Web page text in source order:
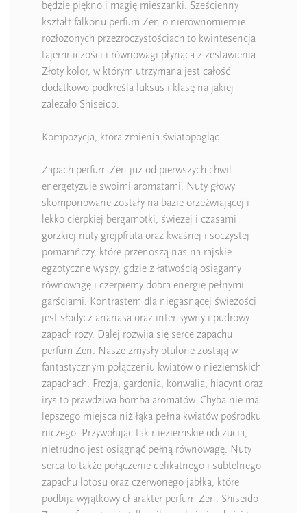
będzie piękno i magię mieszanki. Sześcienny
kształt falkonu perfum Zen o nierównomiernie
rozłożonych przezroczystościach to kwintesencja
tajemniczości i równowagi płynąca z zestawienia.
Złoty kolor, w którym utrzymana jest całość
dodatkowo podkreśla luksus i klasę na jakiej
zależało Shiseido.
Kompozycja, która zmienia światopogląd
Zapach perfum Zen już od pierwszych chwil
energetyzuje swoimi aromatami. Nuty głowy
skomponowane zostały na bazie orzeźwiającej i
lekko cierpkiej bergamotki, świeżej i czasami
gorzkiej nuty grejpfruta oraz kwaśnej i soczystej
pomarańczy, które przenoszą nas na rajskie
egzotyczne wyspy, gdzie z łatwością osiągamy
równowagę i czerpiemy dobra energię pełnymi
garściami. Kontrastem dla niegasnącej świeżości
jest słodycz ananasa oraz intensywny i pudrowy
zapach róży. Dalej rozwija się serce zapachu
perfum Zen. Nasze zmysły otulone zostają w
fantastycznym połączeniu kwiatów o nieziemskich
zapachach. Frezja, gardenia, konwalia, hiacynt oraz
irys to prawdziwa bomba aromatów. Chyba nie ma
lepszego miejsca niż łąka pełna kwiatów pośrodku
niczego. Przywołując tak nieziemskie odczucia,
nietrudno jest osiągnąć pełną równowagę. Nuty
serca to także połączenie delikatnego i subtelnego
zapachu lotosu oraz czerwonego jabłka, które
podbija wyjątkowy charakter perfum Zen. Shiseido